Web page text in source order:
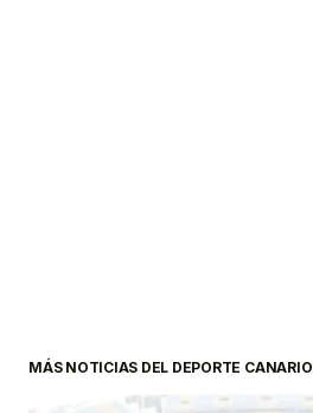
MÁS NOTICIAS DEL DEPORTE CANARIO